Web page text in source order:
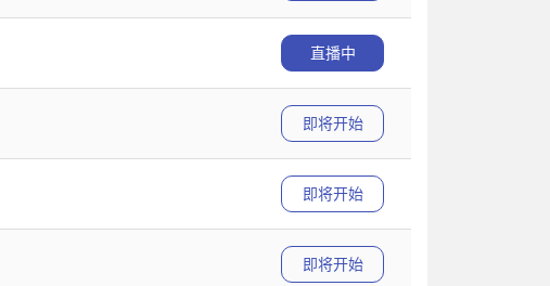
直播中
即将开始
即将开始
即将开始